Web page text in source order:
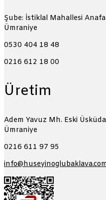
Şube: İstiklal Mahallesi
Ümraniye
0530 404 18 48
0216 612 18 00
Üretim
Adem Yavuz Mh. Eski
Ümraniye
0216 611 97 95